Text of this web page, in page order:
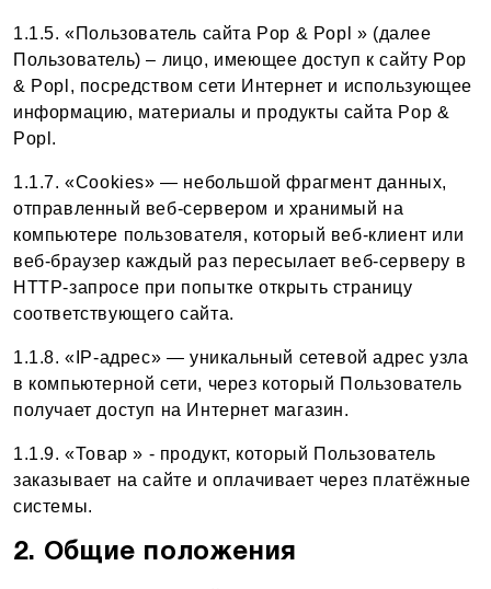
1.1.5. «Пользователь сайта Pop & Popl » (далее
Пользователь) – лицо, имеющее доступ к сайту Pop
& Popl, посредством сети Интернет и использующее
информацию, материалы и продукты сайта Pop &
Popl.
1.1.7. «Cookies» — небольшой фрагмент данных,
отправленный веб-сервером и хранимый на
компьютере пользователя, который веб-клиент или
веб-браузер каждый раз пересылает веб-серверу в
HTTP-запросе при попытке открыть страницу
соответствующего сайта.
1.1.8. «IP-адрес» — уникальный сетевой адрес узла
в компьютерной сети, через который Пользователь
получает доступ на Интернет магазин.
1.1.9. «Товар » - продукт, который Пользователь
заказывает на сайте и оплачивает через платёжные
системы.
2. Общие положения